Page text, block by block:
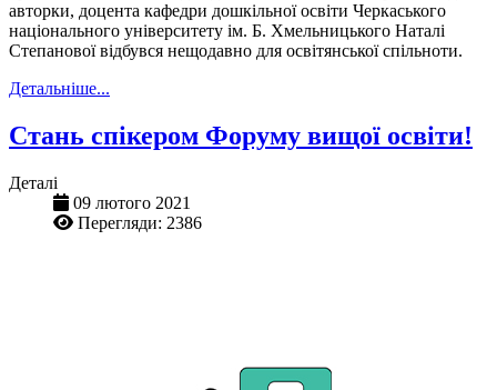
авторки, доцента кафедри дошкільної освіти Черкаського
національного університету ім. Б. Хмельницького Наталі
Степанової відбувся нещодавно для освітянської спільноти.
Детальніше...
Стань спікером Форуму вищої освіти!
Деталі
09 лютого 2021
Перегляди: 2386